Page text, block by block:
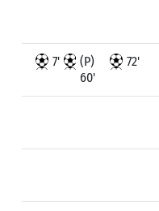
7'
(P)
60'
72'